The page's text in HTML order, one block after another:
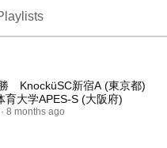
KnocküSC新宿A (東京都)
育大学APES-S (大阪府)
8 months ago